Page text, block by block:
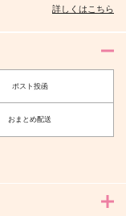
詳しくはこちら
ポスト投函
おまとめ配送